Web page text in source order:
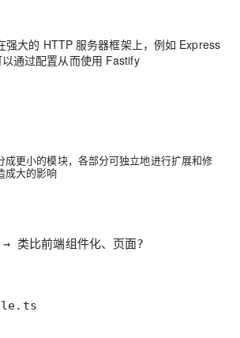
强大的 HTTP 服务器框架上，例如 Express
以通过配置从而使用 Fastify
成更小的模块，各部分可独立地进行扩展和修
成大的影响